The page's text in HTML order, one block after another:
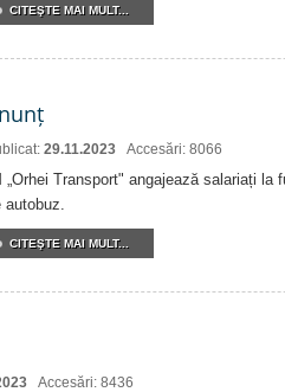
CITEŞTE MAI MULT...
29.11.2023 Accesări: 8066
„Orhei Transport" angajează salariați la
autobuz.
CITEŞTE MAI MULT...
Accesări: 8436